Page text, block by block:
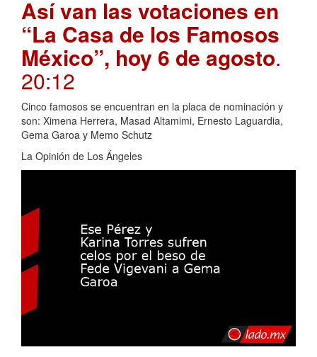
Así van las votaciones en
“La Casa de los Famosos
México”, hoy 6 de agosto.
20:12
Cinco famosos se encuentran en la placa de nominación y
son: Ximena Herrera, Masad Altamimi, Ernesto Laguardia,
Gema Garoa y Memo Schutz
La Opinión de Los Ángeles